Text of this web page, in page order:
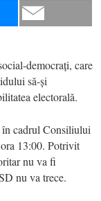
democrați, care
să-și
electorală.
în cadrul Consiliului
13:00. Potrivit
nu va fi
nu va trece.